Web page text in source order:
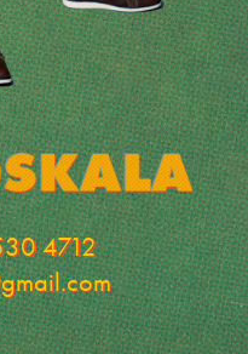
4712